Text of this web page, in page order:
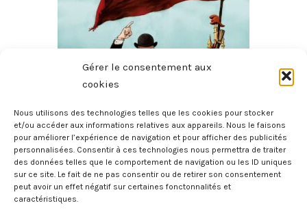
Gérer le consentement aux
cookies
Nous utilisons des technologies telles que les cookies pour stocker
et/ou accéder aux informations relatives aux appareils. Nous le faisons
pour améliorer l’expérience de navigation et pour afficher des publicités
personnalisées. Consentir à ces technologies nous permettra de traiter
des données telles que le comportement de navigation ou les ID uniques
sur ce site. Le fait de ne pas consentir ou de retirer son consentement
peut avoir un effet négatif sur certaines fonctonnalités et
caractéristiques.
Jaurès
3 juin 2026